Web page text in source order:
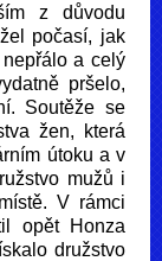
z důvodu
počasí, jak
a celý
pršelo,
Soutěže se
žen, která
útoku a v
mužů i
V rámci
opět Honza
družstvo